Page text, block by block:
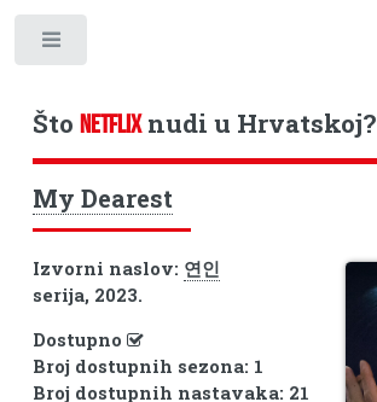
Što NETFLIXnudi u Hrvatskoj?
My Dearest
Izvorni naslov: 연인
serija, 2023.
Dostupno
Broj dostupnih sezona: 1
Broj dostupnih nastavaka: 21